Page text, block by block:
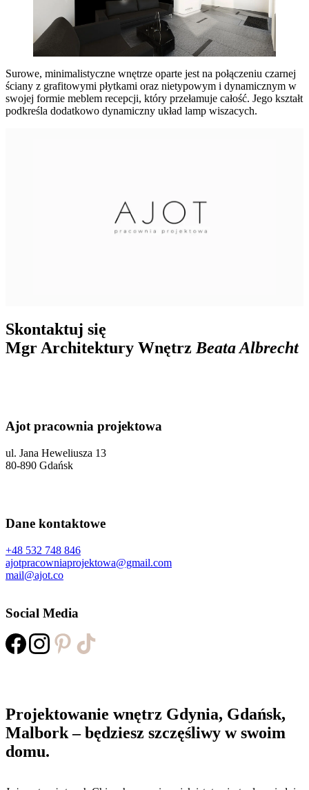
Surowe, minimalistyczne wnętrze oparte jest na połączeniu czarnej
ściany z grafitowymi płytkami oraz nietypowym i dynamicznym w
swojej formie meblem recepcji, który przełamuje całość. Jego kształt
podkreśla dodatkowo dynamiczny układ lamp wiszacych.
Skontaktuj się
Mgr Architektury WnętrzBeata Albrecht
Ajot pracownia projektowa
ul. Jana Heweliusza 13
80-890 Gdańsk
Dane kontaktowe
+48 532 748 846
ajotpracowniaprojektowa@gmail.com
mail@ajot.co
Social Media
Projektowanie wnętrz Gdynia, Gdańsk,
Malbork – będziesz szczęśliwy w swoim
domu.